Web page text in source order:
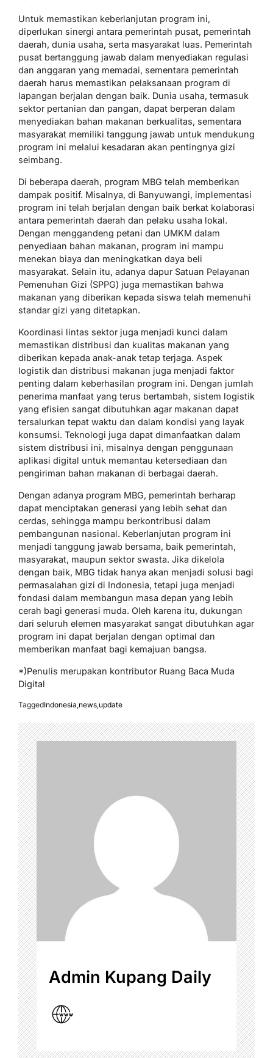
Untuk memastikan keberlanjutan program ini,
diperlukan sinergi antara pemerintah pusat, pemerintah
daerah, dunia usaha, serta masyarakat luas. Pemerintah
pusat bertanggung jawab dalam menyediakan regulasi
dan anggaran yang memadai, sementara pemerintah
daerah harus memastikan pelaksanaan program di
lapangan berjalan dengan baik. Dunia usaha, termasuk
sektor pertanian dan pangan, dapat berperan dalam
menyediakan bahan makanan berkualitas, sementara
masyarakat memiliki tanggung jawab untuk mendukung
program ini melalui kesadaran akan pentingnya gizi
seimbang.
Di beberapa daerah, program MBG telah memberikan
dampak positif. Misalnya, di Banyuwangi, implementasi
program ini telah berjalan dengan baik berkat kolaborasi
antara pemerintah daerah dan pelaku usaha lokal.
Dengan menggandeng petani dan UMKM dalam
penyediaan bahan makanan, program ini mampu
menekan biaya dan meningkatkan daya beli
masyarakat. Selain itu, adanya dapur Satuan Pelayanan
Pemenuhan Gizi (SPPG) juga memastikan bahwa
makanan yang diberikan kepada siswa telah memenuhi
standar gizi yang ditetapkan.
Koordinasi lintas sektor juga menjadi kunci dalam
memastikan distribusi dan kualitas makanan yang
diberikan kepada anak-anak tetap terjaga. Aspek
logistik dan distribusi makanan juga menjadi faktor
penting dalam keberhasilan program ini. Dengan jumlah
penerima manfaat yang terus bertambah, sistem logistik
yang efisien sangat dibutuhkan agar makanan dapat
tersalurkan tepat waktu dan dalam kondisi yang layak
konsumsi. Teknologi juga dapat dimanfaatkan dalam
sistem distribusi ini, misalnya dengan penggunaan
aplikasi digital untuk memantau ketersediaan dan
pengiriman bahan makanan di berbagai daerah.
Dengan adanya program MBG, pemerintah berharap
dapat menciptakan generasi yang lebih sehat dan
cerdas, sehingga mampu berkontribusi dalam
pembangunan nasional. Keberlanjutan program ini
menjadi tanggung jawab bersama, baik pemerintah,
masyarakat, maupun sektor swasta. Jika dikelola
dengan baik, MBG tidak hanya akan menjadi solusi bagi
permasalahan gizi di Indonesia, tetapi juga menjadi
fondasi dalam membangun masa depan yang lebih
cerah bagi generasi muda. Oleh karena itu, dukungan
dari seluruh elemen masyarakat sangat dibutuhkan agar
program ini dapat berjalan dengan optimal dan
memberikan manfaat bagi kemajuan bangsa.
*)Penulis merupakan kontributor Ruang Baca Muda
Digital
TaggedIndonesia,news,update
Admin Kupang Daily